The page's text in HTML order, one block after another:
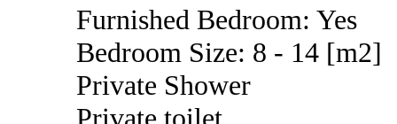
Furnished Bedroom: Yes
Bedroom Size: 8 - 14 [m2]
Private Shower